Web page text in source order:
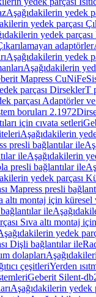
Aşağıdakilerin yedek
yedek parçası
yedek
adaptörler
Aşağıdakilerin yedek
Aşağıdakilerin
Mapress CuNiFe
parçası DirseklerT
parçası Adaptörler
boruları 2.1972
için cıvata setleri
Aşağıdakilerin
presli bağlantılar ile
ileAşağıdakilerin
presli bağlantılar ile
yedek parçası
Mapress presli
altı montaj için küresel
ile
Sıva altı montaj
yedek
Dişli bağlantılar ile
dolapları
çeşitleriYerden
Geberit Silent-
Aşağıdakilerin yedek